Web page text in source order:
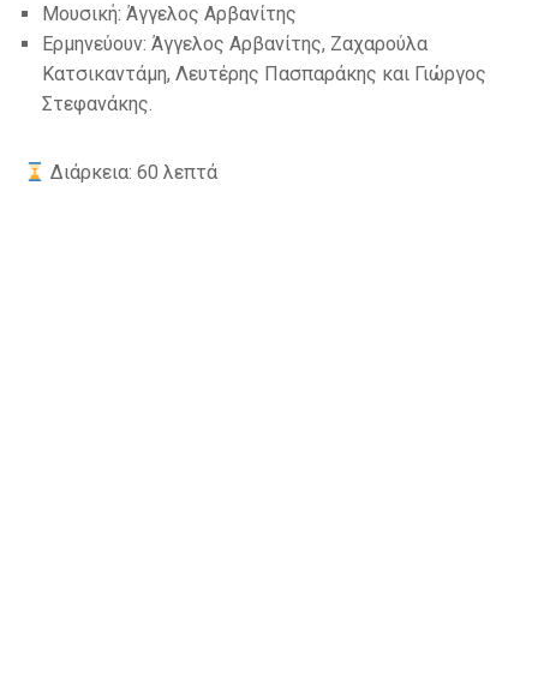
Μουσική: Άγγελος Αρβανίτης
Ερμηνεύουν: Άγγελος Αρβανίτης, Ζαχαρούλα
Κατσικαντάμη, Λευτέρης Πασπαράκης και Γιώργος
Στεφανάκης.
Διάρκεια: 60 λεπτά